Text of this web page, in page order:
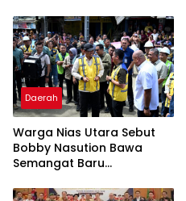
Beban Orang Tua
Daerah
Warga Nias Utara Sebut
Bobby Nasution Bawa
Semangat Baru